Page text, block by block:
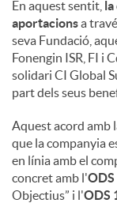
En aquest sentit,
aportacionsa
seva Fundació,
Fonengin ISR, FI i
solidari CI Global
part dels seus
Aquest acord amb
que la companyia
en línia amb el
concret amb l'ODS
Objectius” i l'ODS